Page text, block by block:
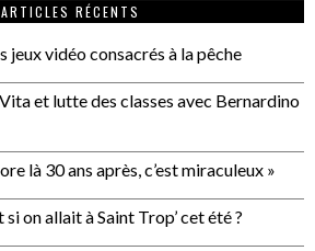
ARTICLES RÉCENTS
jeux vidéo consacrés à la pêche
et lutte des classes avec Bernardino
là 30 ans après, c’est miraculeux »
on allait à Saint Trop’ cet été ?